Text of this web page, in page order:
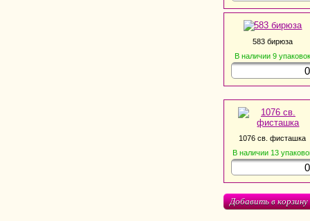
583 бирюза
В наличии 9 упаковок
1076 св. фисташка
В наличии 13
Добавить в корзину